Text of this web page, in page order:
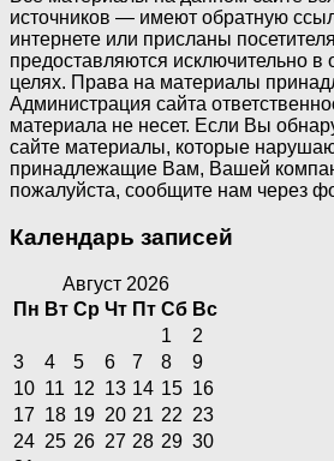
источников — имеют обратную
интернете или присланы
предоставляются исключительно в
целях. Права на материалы
Администрация сайта
материала не несет. Если Вы
сайте материалы, которые
принадлежащие Вам, Вашей
пожалуйста, сообщите нам через
Календарь записей
Август 2026
Пн Вт Ср Чт Пт Сб Вс
1
2
3
4 5 6 7 8
9
10 11 12 13 14 15 16
17 18 19 20 21 22 23
24 25 26 27 28 29 30